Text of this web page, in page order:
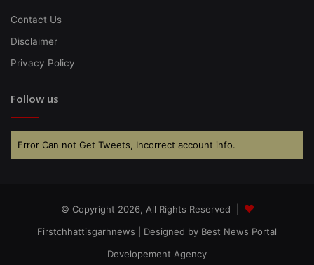
Contact Us
Disclaimer
Privacy Policy
Follow us
Error Can not Get Tweets, Incorrect account info.
© Copyright 2026, All Rights Reserved |
Firstchhattisgarhnews | Designed by Best News Portal
Developement Agency